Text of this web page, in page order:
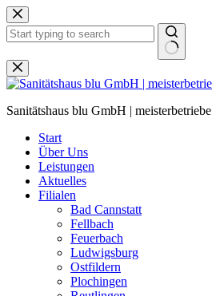
Zum
Inhalt
springen
Keine
Ergebnisse
Sanitätshaus blu GmbH | meisterbetriebe
Start
Über Uns
Leistungen
Aktuelles
Filialen
Bad Cannstatt
Fellbach
Feuerbach
Ludwigsburg
Ostfildern
Plochingen